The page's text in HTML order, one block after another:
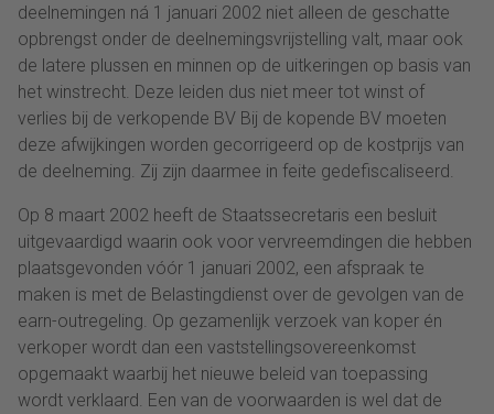
deelnemingen ná 1 januari 2002 niet alleen de geschatte
opbrengst onder de deelnemingsvrijstelling valt, maar ook
de latere plussen en minnen op de uitkeringen op basis van
het winstrecht. Deze leiden dus niet meer tot winst of
verlies bij de verkopende BV Bij de kopende BV moeten
deze afwijkingen worden gecorrigeerd op de kostprijs van
de deelneming. Zij zijn daarmee in feite gedefiscaliseerd.
Op 8 maart 2002 heeft de Staatssecretaris een besluit
uitgevaardigd waarin ook voor vervreemdingen die hebben
plaatsgevonden vóór 1 januari 2002, een afspraak te
maken is met de Belastingdienst over de gevolgen van de
earn-outregeling. Op gezamenlijk verzoek van koper én
verkoper wordt dan een vaststellingsovereenkomst
opgemaakt waarbij het nieuwe beleid van toepassing
wordt verklaard. Een van de voorwaarden is wel dat de